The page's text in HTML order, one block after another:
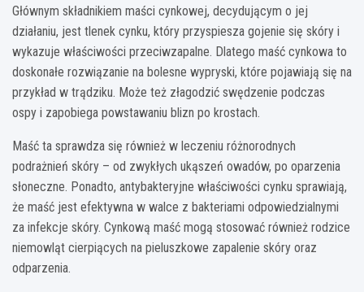
Głównym składnikiem maści cynkowej, decydującym o jej
działaniu, jest tlenek cynku, który przyspiesza gojenie się skóry i
wykazuje właściwości przeciwzapalne. Dlatego maść cynkowa to
doskonałe rozwiązanie na bolesne wypryski, które pojawiają się na
przykład w trądziku. Może też złagodzić swędzenie podczas
ospy i zapobiega powstawaniu blizn po krostach.
Maść ta sprawdza się również w leczeniu różnorodnych
podrażnień skóry – od zwykłych ukąszeń owadów, po oparzenia
słoneczne. Ponadto, antybakteryjne właściwości cynku sprawiają,
że maść jest efektywna w walce z bakteriami odpowiedzialnymi
za infekcje skóry. Cynkową maść mogą stosować również rodzice
niemowląt cierpiących na pieluszkowe zapalenie skóry oraz
odparzenia.